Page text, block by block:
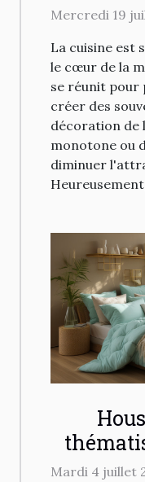
Mercredi 19
La cuisine est
le cœur de la
se réunit pour
créer des
décoration de
monotone ou
diminuer
Mardi 4 juillet